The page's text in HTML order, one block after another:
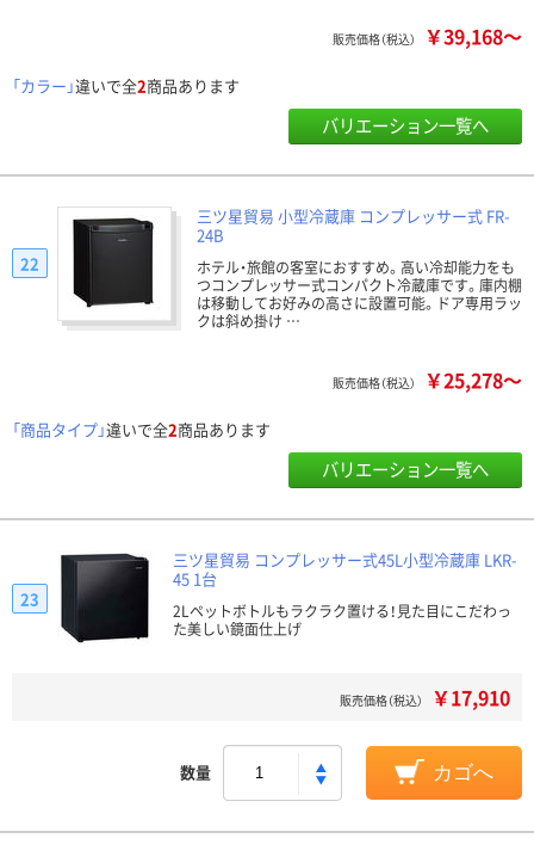
販売価格（税込） ￥39,168～
「カラー」違いで全2商品あります
バリエーション一覧へ
三ツ星貿易 小型冷蔵庫 コンプレッサー式 FR-
24B
ホテル・旅館の客室におすすめ。高い冷却能力をも
つコンプレッサー式コンパクト冷蔵庫です。庫内棚
は移動してお好みの高さに設置可能。ドア専用ラッ
クは斜め掛け …
22
販売価格（税込） ￥25,278～
「商品タイプ」違いで全2商品あります
バリエーション一覧へ
三ツ星貿易 コンプレッサー式45L小型冷蔵庫 LKR-
45 1台
2Lペットボトルもラクラク置ける！見た目にこだわっ
た美しい鏡面仕上げ
23
販売価格（税込） ￥17,910
数量 カゴへ